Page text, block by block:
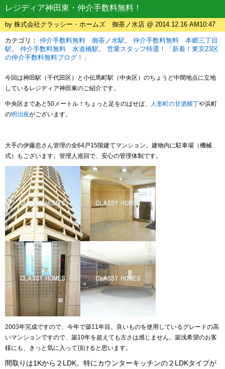
レジディア神田東・仲介手数料無料！
by 株式会社クラッシー・ホームズ 御茶ノ水店 @ 2014.12.16 AM10:47
カテゴリ： 仲介手数料無料 御茶ノ水駅
仲介手数料無料 本郷三丁目
駅
仲介手数料無料 水道橋駅
営業スタッフ特選！「新着！東京23区
の仲介手数料無料ブログ！」
今回は神田駅（千代田区）と小伝馬町駅（中央区）のちょうど中間地点に立地
しているレジディア神田東のご紹介です。
中央区まであと50メートル！ ちょっと足をのばせば、 人形町の甘酒横丁や浜町
の明治座がございます。
大手の伊藤忠さん管理の全64戸15階建てマンション。建物内に駐車場（機械
式）もございます。管理人巡回で、安心の管理体制です。
2003年完成ですので、今年で築11年目。良いものを使用しているグレードの高
いマンションですので、築10年を超えても古さは感じません。築浅希望のお客
様にも、きっと気に入って頂けると思います。
間取りは1Kから２LDK。特にカウンターキッチンの２LDKタイプが